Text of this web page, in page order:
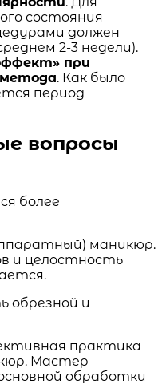
состояния
должен
2-3 недели).
при
метода. Как было
период
вопросы
более
маникюр.
и целостность
обрезной и
практика
Мастер
обработки